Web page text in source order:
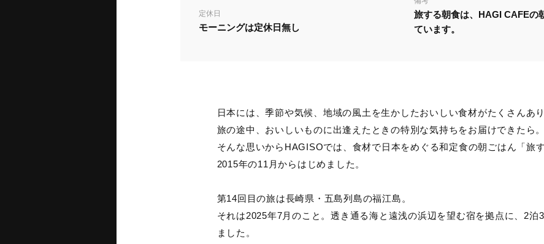
定休日
モーニングは定休日無し
旅する朝食は、HAGI CAFEの
ています。
日本には、季節や気候、地域の風土を生かしたおいしい食材がたくさんあり
旅の途中、おいしいものに出逢えたときの特別な気持ちをお届けできたら。
そんな思いからHAGISOでは、食材で日本をめぐる和定食の朝ごはん「旅
2015年の11月からはじめました。
第14回目の旅は長崎県・五島列島の福江島。
それは2025年7月のこと。透き通る海と遠浅の浜辺を望む宿を拠点に、2泊
ました。